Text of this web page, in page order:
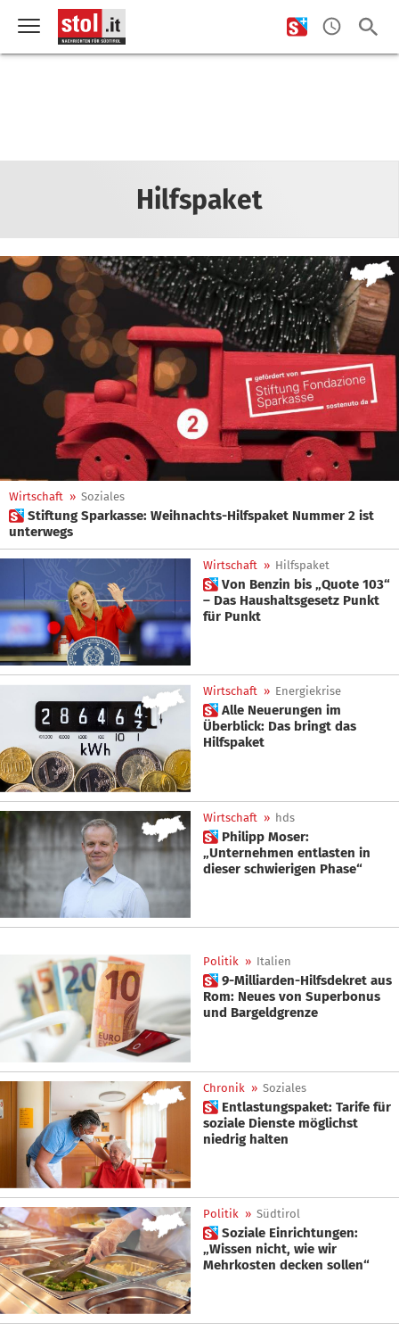
Hilfspaket
Wirtschaft » Soziales
 Stiftung Sparkasse: Weihnachts-Hilfspaket Nummer 2 ist
unterwegs
Wirtschaft » Hilfspaket
 Von Benzin bis „Quote 103“
– Das Haushaltsgesetz Punkt
für Punkt
Wirtschaft » Energiekrise
 Alle Neuerungen im
Überblick: Das bringt das
Hilfspaket
Wirtschaft » hds
 Philipp Moser:
„Unternehmen entlasten in
dieser schwierigen Phase“
Politik » Italien
 9-Milliarden-Hilfsdekret aus
Rom: Neues von Superbonus
und Bargeldgrenze
Chronik » Soziales
 Entlastungspaket: Tarife für
soziale Dienste möglichst
niedrig halten
Politik » Südtirol
 Soziale Einrichtungen:
„Wissen nicht, wie wir
Mehrkosten decken sollen“